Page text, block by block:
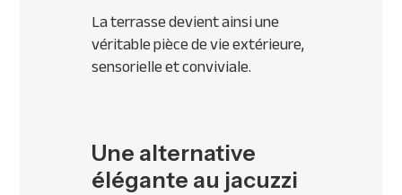
La terrasse devient ainsi une
véritable pièce de vie extérieure,
sensorielle et conviviale.
Une alternative
élégante au jacuzzi